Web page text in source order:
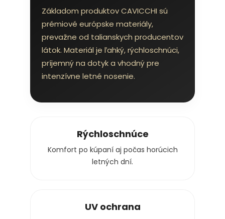
Základom produktov CAVICCHI sú
prémiové európske materiály,
prevažne od talianskych producentov
látok. Materiál je ľahký, rýchloschnúci,
príjemný na dotyk a vhodný pre
intenzívne letné nosenie.
Rýchloschnúce
Komfort po kúpaní aj počas horúcich
letných dní.
UV ochrana